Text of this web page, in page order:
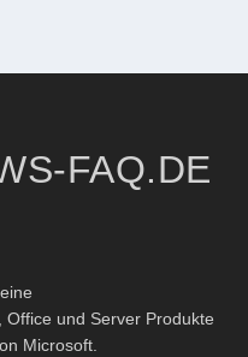
FAQ.DE
und Server Produkte
Microsoft.